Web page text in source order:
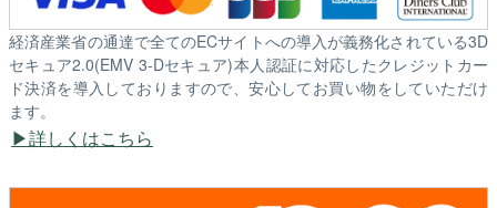
経済産業省の通達で全てのECサイトへの導入が義務化されている3D
セキュア2.0(EMV 3-Dセキュア)本人認証に対応したクレジットカー
ド決済を導入しておりますので、安心してお買い物をしていただけ
ます。
詳しくはこちら